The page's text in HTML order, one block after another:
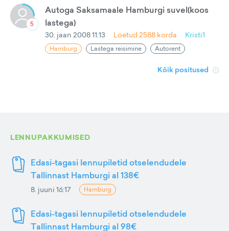
5
Autoga Saksamaale Hamburgi suvel(koos
lastega)
30. jaan 2008 11:13 Loetud 2588 korda Kristi1
Hamburg Lastega reisimine Autorent
Kõik positused
LENNUPAKKUMISED
Edasi-tagasi lennupiletid otselendudele
Tallinnast Hamburgi al 138€
8. juuni 16:17 Hamburg
Edasi-tagasi lennupiletid otselendudele
Tallinnast Hamburgi al 98€